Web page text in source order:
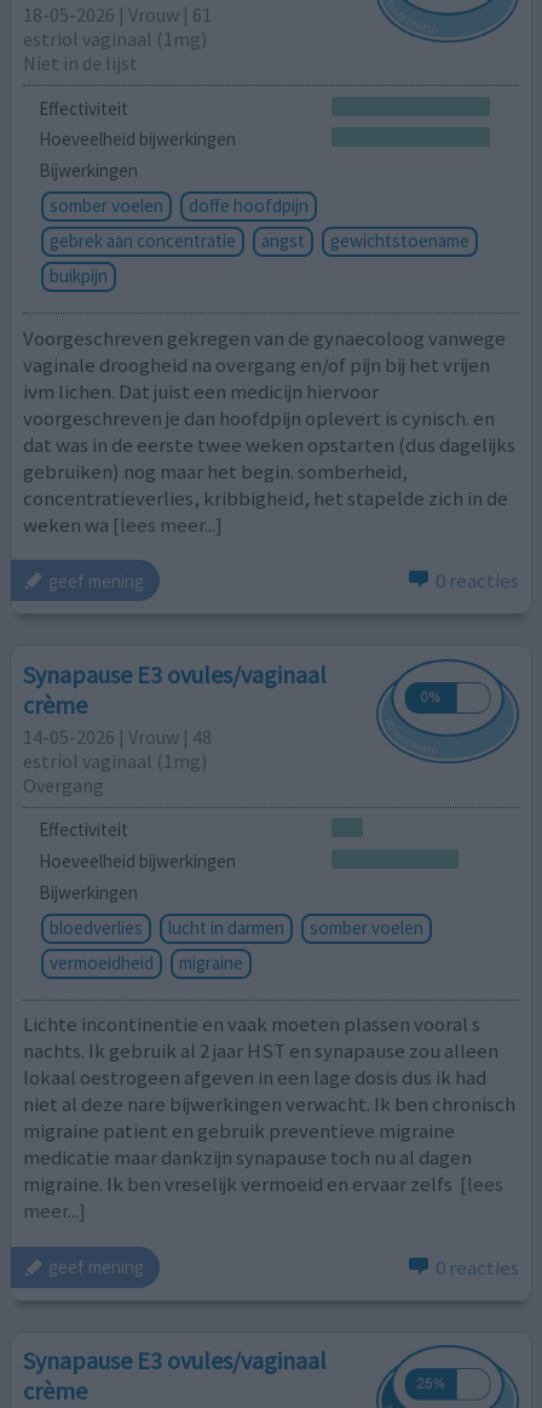
18-05-2026 | Vrouw | 61
estriol vaginaal (1mg)
Niet in de lijst
Effectiviteit
Hoeveelheid bijwerkingen
Bijwerkingen
somber voelen
doffe hoofdpijn
gebrek aan concentratie
angst
gewichtstoename
buikpijn
Voorgeschreven gekregen van de gynaecoloog vanwege
vaginale droogheid na overgang en/of pijn bij het vrijen
ivm lichen. Dat juist een medicijn hiervoor
voorgeschreven je dan hoofdpijn oplevert is cynisch. en
dat was in de eerste twee weken opstarten (dus dagelijks
gebruiken) nog maar het begin. somberheid,
concentratieverlies, kribbigheid, het stapelde zich in de
weken wa [lees meer...]
geef mening 0 reacties
Synapause E3 ovules/vaginaal
crème
14-05-2026 | Vrouw | 48
estriol vaginaal (1mg)
Overgang
Effectiviteit
Hoeveelheid bijwerkingen
Bijwerkingen
bloedverlies
lucht in darmen
somber voelen
vermoeidheid
migraine
Lichte incontinentie en vaak moeten plassen vooral s
nachts. Ik gebruik al 2 jaar HST en synapause zou alleen
lokaal oestrogeen afgeven in een lage dosis dus ik had
niet al deze nare bijwerkingen verwacht. Ik ben chronisch
migraine patient en gebruik preventieve migraine
medicatie maar dankzijn synapause toch nu al dagen
migraine. Ik ben vreselijk vermoeid en ervaar zelfs [lees
meer...]
geef mening 0 reacties
Synapause E3 ovules/vaginaal
crème